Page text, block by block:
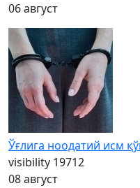
06 август
Ўғлига ноодатий исм
visibility 19712
08 август